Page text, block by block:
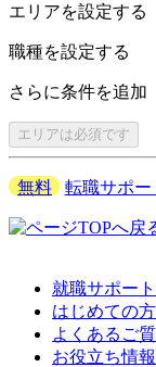
エリアを設定する
職種を設定する
さらに条件を追加
エリアは必須です
無料 転職サポー
就職サポート
はじめての
よくあるご
お役立ち情報